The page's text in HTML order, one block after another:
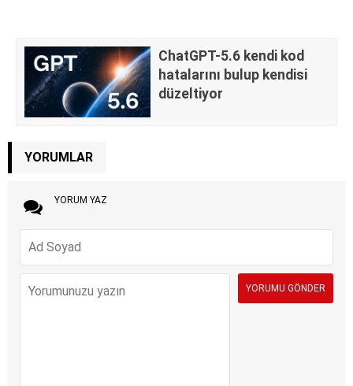
ChatGPT-5.6 kendi kod
hatalarını bulup kendisi
düzeltiyor
YORUMLAR
YORUM YAZ